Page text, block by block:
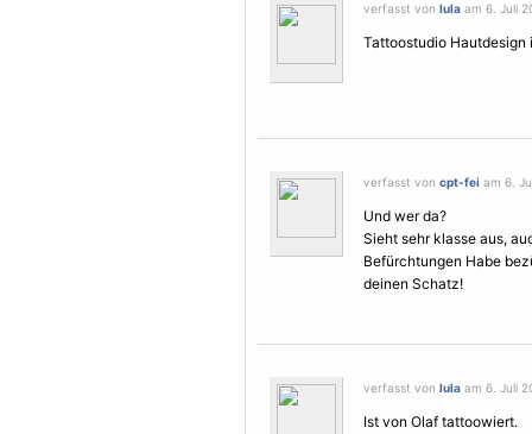
verfasst von lula am 6. Juli
Tattoostudio Hautdesign
verfasst von cpt-fei am 6.
Und wer da?
Sieht sehr klasse aus,
Befürchtungen Habe
deinen Schatz!
verfasst von lula am 6. Juli
Ist von Olaf tattoowiert.